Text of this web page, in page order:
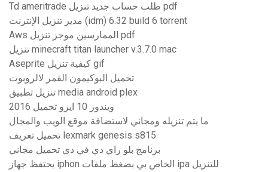
Td ameritrade طلب حساب جديد تنزيل pdf
مدير تنزيل الإنترنت (idm) 6.32 build 6 torrent
Aws الممارسين موجز تنزيل pdf
تنزيل minecraft titan launcher v.3.7.0 mac
Aseprite كيفية تنزيل gif
تحميل البوكيمون القمر لالروبوت
تنزيل تطبيق media android plex
ويندوز 10 ايزو تحميل 2016
ما يتم تنزيله ومجاني لاستضافة موقع الويب والمجال
تحميل تعريف lexmark genesis s815
برنامج بلو راي دي في دي تحميل مجاني
يحتفظ جهاز iphon الخاص بي بضغط ملفات ipa للتنزيل